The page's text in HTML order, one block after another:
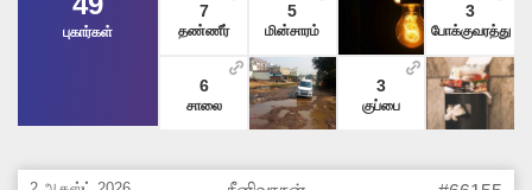
புகார்கள்
7
தண்ணீர்
6
சாலை
5
மின்சாரம்
3
குப்பை
3
போக்குவரத்து